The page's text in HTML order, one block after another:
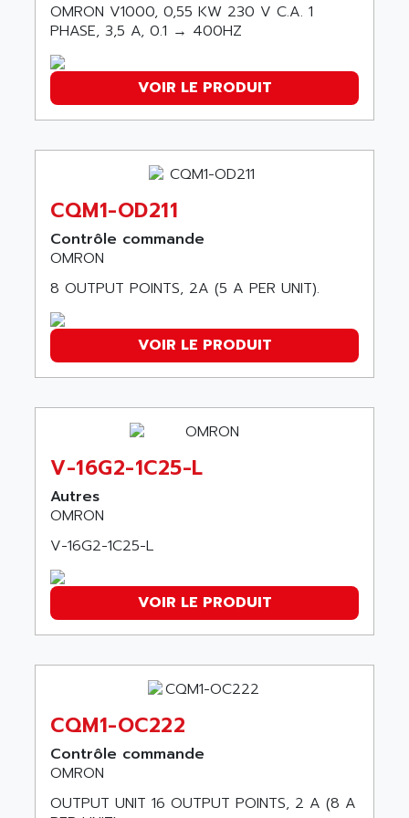
SINUMERIK 810
PREMIUM
NANO
TDM
DIAX 2
KVR
SERVO DRIVE
AC MAINSPINDLE
KDS
TDA
BUM
BUS
DIAX 4
cms3
PARVEX
R6TXB
MOVIDYN
MOVITRAC
LEXIUM
ACTIOMTECH
ACTIVA MULLER
ACTIVE HUB
ACTIVIB
ACTRONIC
ACU-TIME
ACX ADAP TORR
ADA
ADAC
ADAMCZEWSKI
ADANI PSC
ADAPTATIVE
ADAPTEC
ADAPTORR
ADAS
ADDER
ADEL SYSTEM
ADEPT TECHNOLOGY
ADES
OMRON V1000, 0,55 KW 230 V C.A. 1
PHASE, 3,5 A, 0.1 → 400HZ
VOIR LE PRODUIT
CQM1-OD211
Contrôle commande
OMRON
8 OUTPUT POINTS, 2A (5 A PER UNIT).
VOIR LE PRODUIT
V-16G2-1C25-L
Autres
OMRON
V-16G2-1C25-L
VOIR LE PRODUIT
CQM1-OC222
Contrôle commande
OMRON
OUTPUT UNIT 16 OUTPUT POINTS, 2 A (8 A